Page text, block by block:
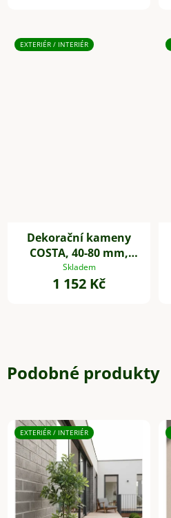
EXTERIÉR / INTERIÉR
Dekorační kameny
COSTA, 40-80 mm,
plast, bílá
Skladem
1 152 Kč
Podobné produkty
EXTERIÉR / INTERIÉR